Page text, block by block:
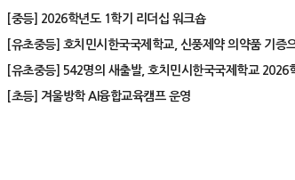
[중등] 2026학년도 1학기 리더십 워크숍
[초등] 겨울방학 AI융합교육캠프 운영